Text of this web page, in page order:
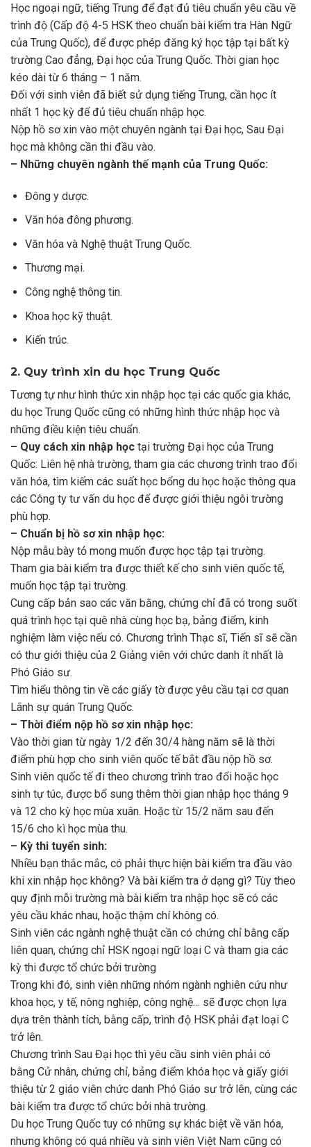
Học ngoại ngữ, tiếng Trung để đạt đủ tiêu chuẩn yêu cầu về
trình độ (Cấp độ 4-5 HSK theo chuẩn bài kiểm tra Hàn Ngữ
của Trung Quốc), để được phép đăng ký học tập tại bất kỳ
trường Cao đẳng, Đại học của Trung Quốc. Thời gian học
kéo dài từ 6 tháng – 1 năm.
Đối với sinh viên đã biết sử dụng tiếng Trung, cần học ít
nhất 1 học kỳ để đủ tiêu chuẩn nhập học.
Nộp hồ sơ xin vào một chuyên ngành tại Đại học, Sau Đại
học mà không cần thi đầu vào.
– Những chuyên ngành thế mạnh của Trung Quốc:
Đông y dược.
Văn hóa đông phương.
Văn hóa và Nghệ thuật Trung Quốc.
Thương mại.
Công nghệ thông tin.
Khoa học kỹ thuật.
Kiến trúc.
2. Quy trình xin du học Trung Quốc
Tương tự như hình thức xin nhập học tại các quốc gia khác,
du học Trung Quốc cũng có những hình thức nhập học và
những điều kiện tiêu chuẩn.
– Quy cách xin nhập học tại trường Đại học của Trung
Quốc: Liên hệ nhà trường, tham gia các chương trình trao đổi
văn hóa, tìm kiếm các suất học bổng du học hoặc thông qua
các Công ty tư vấn du học để được giới thiệu ngôi trường
phù hợp.
– Chuẩn bị hồ sơ xin nhập học:
Nộp mẫu bày tỏ mong muốn được học tập tại trường.
Tham gia bài kiểm tra được thiết kế cho sinh viên quốc tế,
muốn học tập tại trường.
Cung cấp bản sao các văn bằng, chứng chỉ đã có trong suốt
quá trình học tại quê nhà cùng học bạ, bảng điểm, kinh
nghiệm làm việc nếu có. Chương trình Thạc sĩ, Tiến sĩ sẽ cần
có thư giới thiệu của 2 Giảng viên với chức danh ít nhất là
Phó Giáo sư.
Tìm hiểu thông tin về các giấy tờ được yêu cầu tại cơ quan
Lãnh sự quán Trung Quốc.
– Thời điểm nộp hồ sơ xin nhập học:
Vào thời gian từ ngày 1/2 đến 30/4 hàng năm sẽ là thời
điểm phù hợp cho sinh viên quốc tế bắt đầu nộp hồ sơ.
Sinh viên quốc tế đi theo chương trình trao đổi hoặc học
sinh tự túc, được bổ sung thêm thời gian nhập học tháng 9
và 12 cho kỳ học mùa xuân. Hoặc từ 15/2 năm sau đến
15/6 cho kì học mùa thu.
– Kỳ thi tuyển sinh:
Nhiều bạn thắc mắc, có phải thực hiện bài kiểm tra đầu vào
khi xin nhập học không? Và bài kiểm tra ở dạng gì? Tùy theo
quy định mỗi trường mà bài kiểm tra nhập học sẽ có các
yêu cầu khác nhau, hoặc thậm chí không có.
Sinh viên các ngành nghệ thuật cần có chứng chỉ bằng cấp
liên quan, chứng chỉ HSK ngoại ngữ loại C và tham gia các
kỳ thi được tổ chức bởi trường
Trong khi đó, sinh viên những nhóm ngành nghiên cứu như
khoa học, y tế, nông nghiệp, công nghệ… sẽ được chọn lựa
dựa trên thành tích, bằng cấp, trình độ HSK phải đạt loại C
trở lên.
Chương trình Sau Đại học thì yêu cầu sinh viên phải có
bằng Cử nhân, chứng chỉ, bảng điểm khóa học và giấy giới
thiệu từ 2 giáo viên chức danh Phó Giáo sư trở lên, cùng các
bài kiểm tra được tổ chức bởi nhà trường.
Du học Trung Quốc tuy có những sự khác biệt về văn hóa,
nhưng không có quá nhiều và sinh viên Việt Nam cũng có